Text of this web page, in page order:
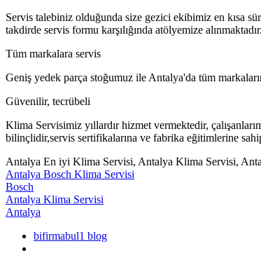
Servis talebiniz olduğunda size gezici ekibimiz en kısa
takdirde servis formu karşılığında atölyemize alınmaktadır.
Tüm markalara servis
Geniş yedek parça stoğumuz ile Antalya'da tüm
Güvenilir, tecrübeli
Klima Servisimiz yıllardır hizmet vermektedir,
bilinçlidir,servis sertifikalarına ve fabrika eğitimlerine
Antalya En iyi Klima Servisi, Antalya Klima Servisi,
Antalya Bosch Klima Servisi
Bosch
Antalya Klima Servisi
Antalya
bifirmabul1 blog